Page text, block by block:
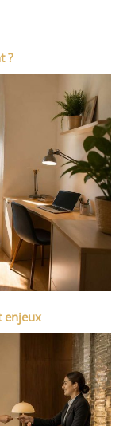
?
enjeux